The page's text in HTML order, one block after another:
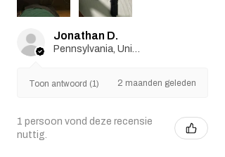
aankoopdatum en is geldig voor een
Vrijwaring:
Dit garantiebeleid heeft geen invloed op uw
impliciete garanties die wettelijk van
deze garantie. In geen geval is de verkoper
aansprakelijk voor indirecte, incidentele,
gevolg-, speciale of punitieve schade.
Jonathan D.
Pennsylvania, United States
Toon antwoord (1) 2 maanden geleden
1 persoon vond deze recensie
nuttig.